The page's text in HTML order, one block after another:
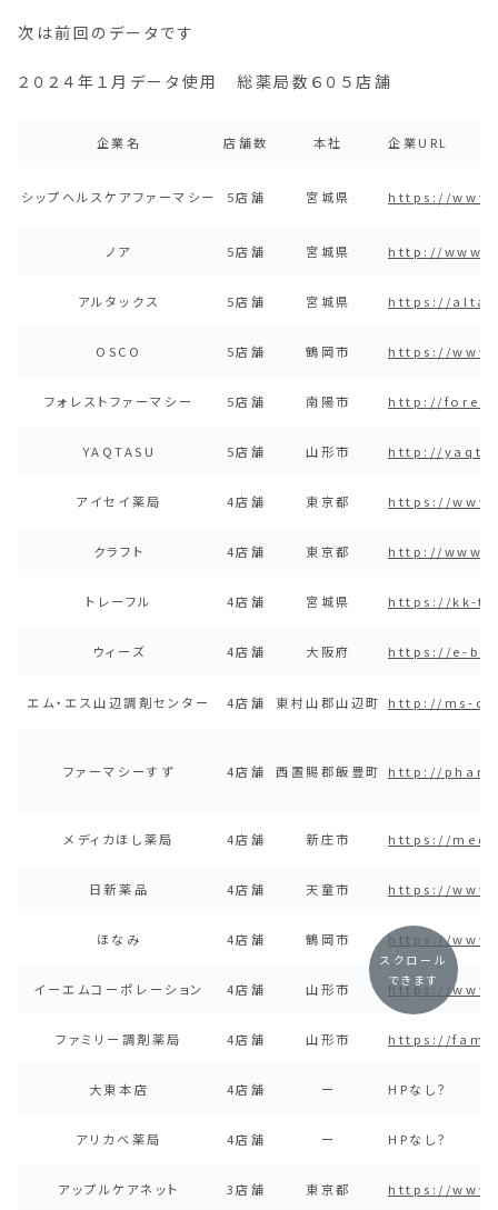
次は前回のデータです
２０２４年１月データ使用 総薬局数６０５店舗
企業名 店舗数 本社 企業URL
シップヘルスケアファーマシー 5店舗 宮城県 https://
ノア 5店舗 宮城県 http://
アルタックス 5店舗 宮城県 https://
OSCO 5店舗 鶴岡市 https://
フォレストファーマシー 5店舗 南陽市 http://
YAQTASU 5店舗 山形市 http://
アイセイ薬局 4店舗 東京都 https://
クラフト 4店舗 東京都 http://
トレーフル 4店舗 宮城県 https://kk-
ウィーズ 4店舗 大阪府 https://e-
エム・エス山辺調剤センター 4店舗 東村山郡山辺町 http://ms-
ファーマシーすず 4店舗 西置賜郡飯豊町 http://
メディカほし薬局 4店舗 新庄市 https://
日新薬品 4店舗 天童市 https://
ほなみ 4店舗 鶴岡市 https://
イーエムコーポレーション 4店舗 山形市 https://
ファミリー調剤薬局 4店舗 山形市 https://
大東本店 4店舗 ー HPなし？
アリカベ薬局 4店舗 ー HPなし？
アップルケアネット 3店舗 東京都 https://
スクロール
できます